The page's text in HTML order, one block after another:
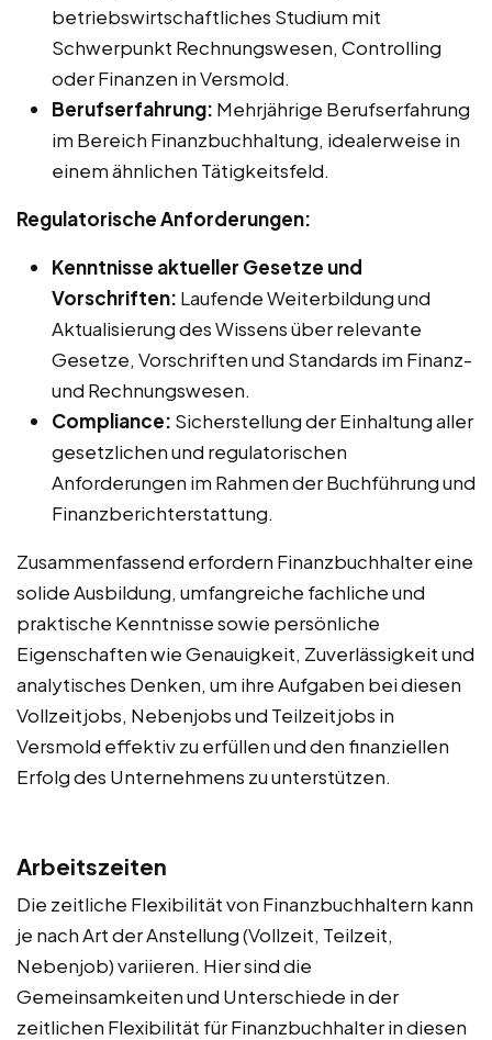
betriebswirtschaftliches Studium mit
Schwerpunkt Rechnungswesen, Controlling
oder Finanzen in Versmold.
Berufserfahrung: Mehrjährige Berufserfahrung
im Bereich Finanzbuchhaltung, idealerweise in
einem ähnlichen Tätigkeitsfeld.
Regulatorische Anforderungen:
Kenntnisse aktueller Gesetze und
Vorschriften: Laufende Weiterbildung und
Aktualisierung des Wissens über relevante
Gesetze, Vorschriften und Standards im Finanz-
und Rechnungswesen.
Compliance: Sicherstellung der Einhaltung aller
gesetzlichen und regulatorischen
Anforderungen im Rahmen der Buchführung und
Finanzberichterstattung.
Zusammenfassend erfordern Finanzbuchhalter eine
solide Ausbildung, umfangreiche fachliche und
praktische Kenntnisse sowie persönliche
Eigenschaften wie Genauigkeit, Zuverlässigkeit und
analytisches Denken, um ihre Aufgaben bei diesen
Vollzeitjobs, Nebenjobs und Teilzeitjobs in
Versmold effektiv zu erfüllen und den finanziellen
Erfolg des Unternehmens zu unterstützen.
Arbeitszeiten
Die zeitliche Flexibilität von Finanzbuchhaltern kann
je nach Art der Anstellung (Vollzeit, Teilzeit,
Nebenjob) variieren. Hier sind die
Gemeinsamkeiten und Unterschiede in der
zeitlichen Flexibilität für Finanzbuchhalter in diesen